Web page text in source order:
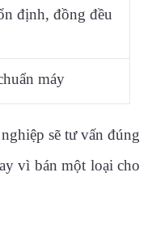
định, đồng đều
máy
sẽ tư vấn đúng
vì bán một loại cho